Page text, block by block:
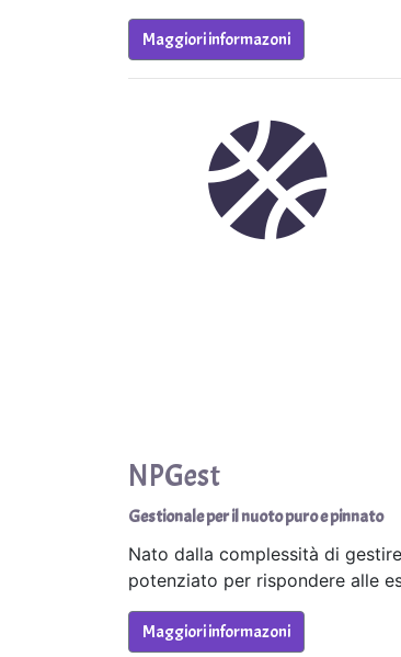
Maggiori informazoni
NPGest
Gestionale per il nuoto puro e pinnato
Nato dalla complessità di
potenziato per rispondere alle
Maggiori informazoni